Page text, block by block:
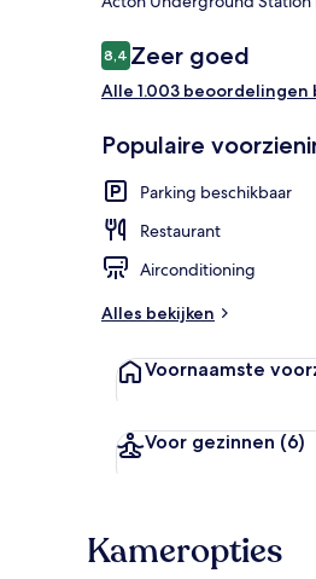
Beoordelingen
8,48,4 op 10 –
Zeer goed
Alle 1.003 beoordelingen
Populaire
Parking beschikbaar
Restaurant
Airconditioning
Alles bekijken
Voornaamste
Voor gezinnen (6)
Kameropties